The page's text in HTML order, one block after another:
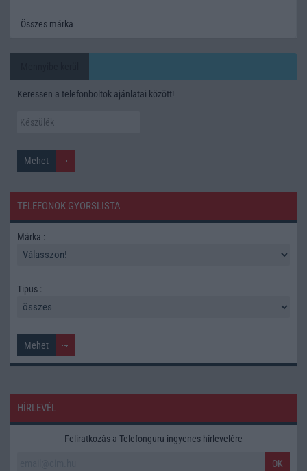
Összes márka
Keressen a telefonboltok ajánlatai között!
TELEFONOK GYORSLISTA
Márka :
Tipus :
HÍRLEVÉL
Feliratkozás a Telefonguru ingyenes hírlevelére
OK